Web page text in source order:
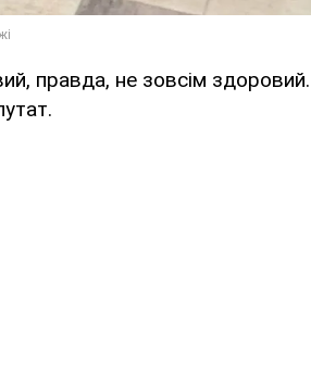
правда, не зовсім